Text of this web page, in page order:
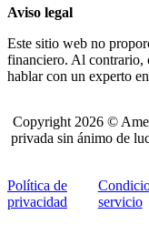
Aviso legal
Este sitio web no
financiero. Al contrario,
hablar con un experto en
Copyright 2026 ©
privada sin ánimo de
Política de
privacidad
servicio